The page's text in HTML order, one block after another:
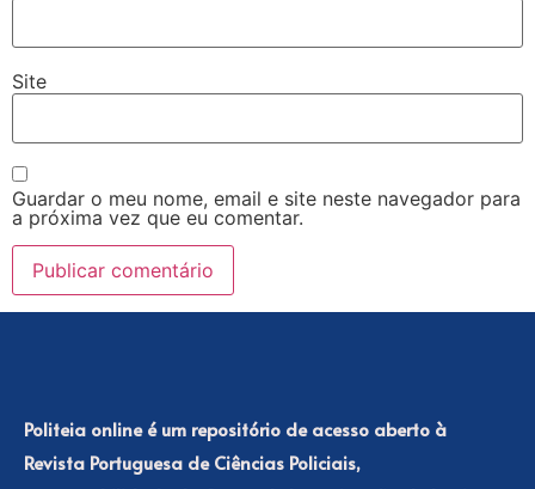
Site
Guardar o meu nome, email e site neste navegador para
a próxima vez que eu comentar.
Politeia online é um repositório de acesso aberto à
Revista Portuguesa de Ciências Policiais,